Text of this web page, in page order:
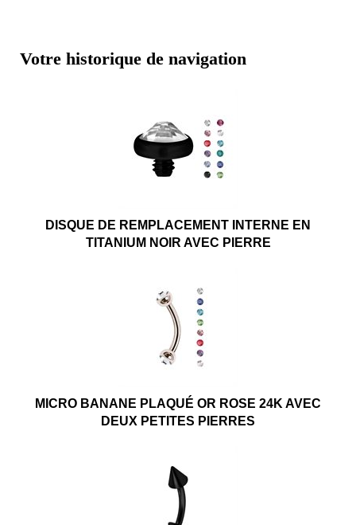
Votre historique de navigation
DISQUE DE REMPLACEMENT INTERNE EN
TITANIUM NOIR AVEC PIERRE
MICRO BANANE PLAQUÉ OR ROSE 24K AVEC
DEUX PETITES PIERRES